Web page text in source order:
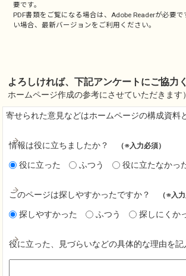
要です。
PDF書類をご覧になる場合は、Adobe Readerが必要で
い場合、最新バージョンをご利用ください。